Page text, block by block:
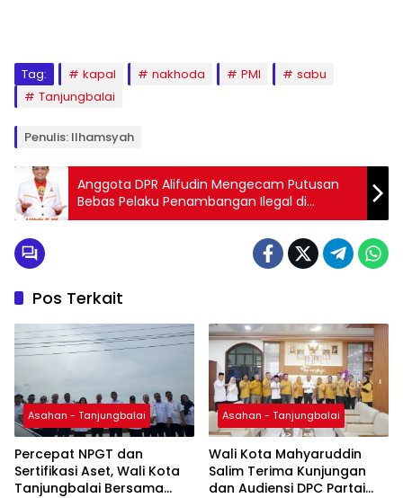
Tag: kapal nakhoda PMI
sabu
Tanjungbalai
Penulis: Ilhamsyah
Anggota DPR Alifudin Mengecam Putusan
Bebas Pelaku Penambangan Ilegal di
Kalimantan Barat
Pos Terkait
Asahan - Tanjungbalai
Percepat NPGT dan
Sertifikasi Aset, Wali Kota
Tanjungbalai Bersama
Asahan - Tanjungbalai
Wali Kota Mahyaruddin
Salim Terima Kunjungan
dan Audiensi DPC Partai